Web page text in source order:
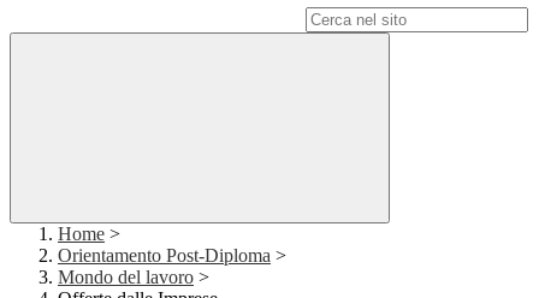
Home >
Orientamento Post-Diploma >
Mondo del lavoro >